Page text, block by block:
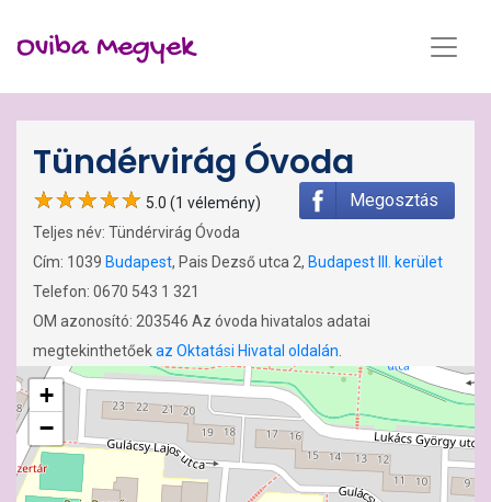
Oviba Megyek
Tündérvirág Óvoda
Megosztás
5.0 (1 vélemény)
Teljes név: Tündérvirág Óvoda
Cím: 1039 Budapest, Pais Dezső utca 2, Budapest III. kerület
Telefon: 0670 543 1 321
OM azonosító: 203546 Az óvoda hivatalos adatai
megtekinthetőekaz Oktatási Hivatal oldalán
+
−